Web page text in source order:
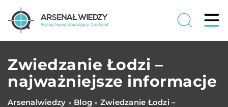
Zwiedzanie Łodzi –
najważniejsze informacje
Arsenalwiedzy » Blog » Zwiedzanie Łodzi –